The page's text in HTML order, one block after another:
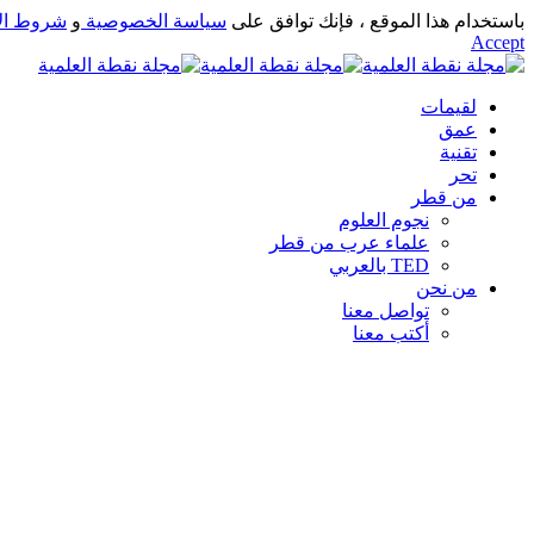
باستخدام هذا الموقع ، فإنك توافق على سياسة الخصوصية و شروط
Accept
لقيمات
عمق
تقنية
تحر
من قطر
نجوم العلوم
علماء عرب من قطر
TED بالعربي
من نحن
تواصل معنا
أكتب معنا